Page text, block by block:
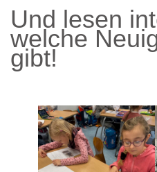
Und lesen
welche
gibt!